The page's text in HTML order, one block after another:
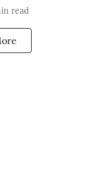
read